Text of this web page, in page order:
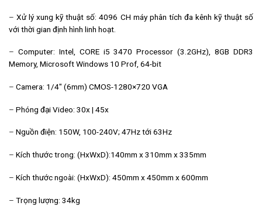
–Xử lý xung kỹ thuật số: 4096 CH máy phân tích đa kênh kỹ thuật số
với thời gian định hình linh hoạt.
– Computer: Intel, CORE i5 3470 Processor (3.2GHz), 8GB DDR3
Memory, Microsoft Windows 10 Prof, 64-bit
– Camera: 1/4″ (6mm) CMOS-1280×720 VGA
– Phóng đại Video: 30x | 45x
– Nguồn điện: 150W, 100-240V; 47Hz tới 63Hz
– Kích thước trong: (HxWxD):140mm x 310mm x 335mm
– Kích thước ngoài: (HxWxD): 450mm x 450mm x 600mm
– Trọng lượng: 34kg